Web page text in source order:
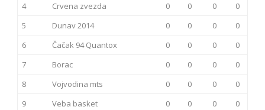
4
Crvena zvezda 0 0 0
0
5
Dunav 2014 0 0 0
0
6
Čačak 94 Quantox 0 0 0
0
7
Borac 0 0 0
0
8
Vojvodina mts 0 0 0
0
9
Veba basket 0 0 0
0